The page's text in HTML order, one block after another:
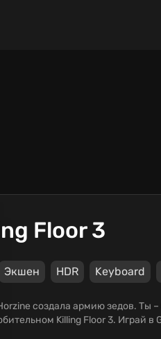
Floor 3
Экшен HDR Keyboard
создала армию зедов. Ты
Killing Floor 3. Играй в